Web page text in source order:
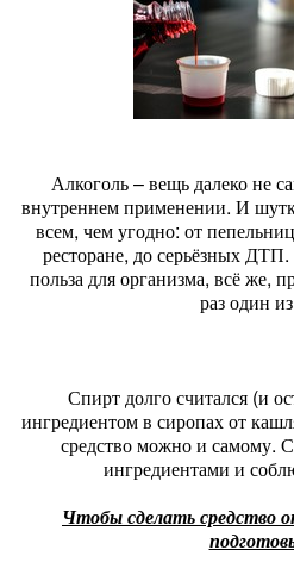
Алкоголь – вещь далеко не
внутреннем применении. И
всем, чем угодно: от
ресторане, до серьёзных
польза для организма, всё же,
раз один
Спирт долго считался (и
ингредиентом в сиропах от
средство можно и самому.
ингредиентами и
Чтобы сделать средство